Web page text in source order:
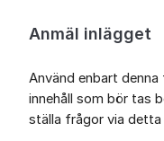
Anmäl inlägget
Använd enbart
innehåll som bör tas
ställa frågor via detta